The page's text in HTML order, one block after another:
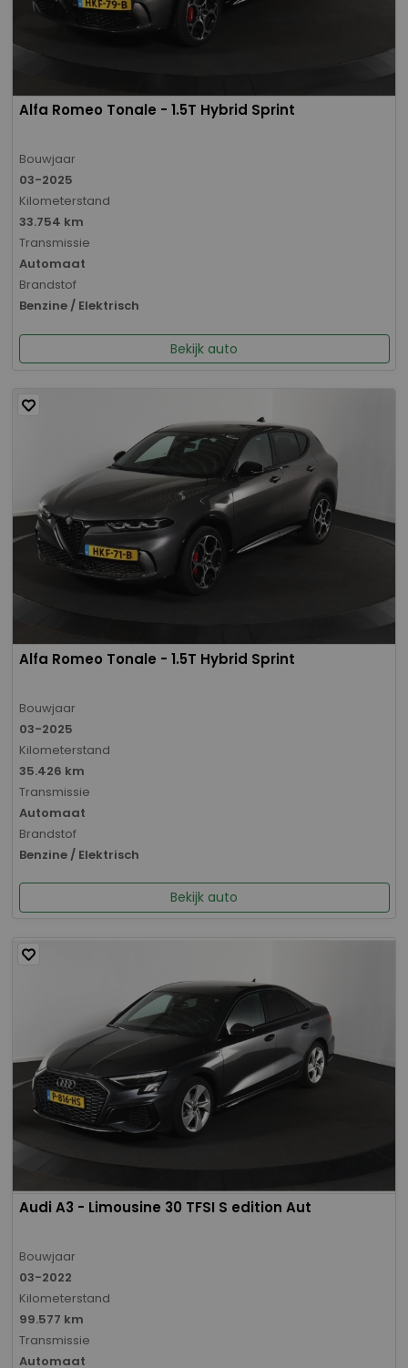
Alfa Romeo Tonale - 1.5T Hybrid Sprint
Bouwjaar
03-2025
Kilometerstand
33.754 km
Transmissie
Automaat
Brandstof
Benzine / Elektrisch
Bekijk auto
Alfa Romeo Tonale - 1.5T Hybrid Sprint
Bouwjaar
03-2025
Kilometerstand
35.426 km
Transmissie
Automaat
Brandstof
Benzine / Elektrisch
Bekijk auto
Audi A3 - Limousine 30 TFSI S edition Aut
Bouwjaar
03-2022
Kilometerstand
99.577 km
Transmissie
Automaat